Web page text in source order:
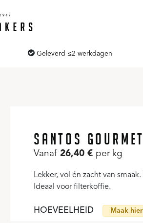
Geleverd ≤2 werkdagen
SANTOS
Vanaf 26,40 € per kg
Lekker, vol én zacht van
Ideaal voor filterkoffie.
HOEVEELHEID Maak